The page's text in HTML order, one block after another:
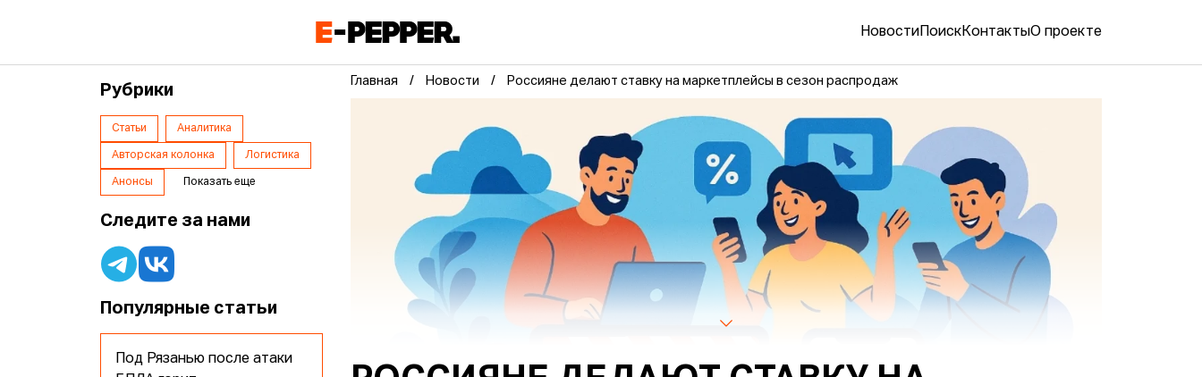
Новости ПоискКонтактыО проекте
Главная Новости Россияне делают ставку на маркетплейсы в сезон распродаж
Рубрики
Статьи Аналитика
Авторская колонка Логистика
Анонсы Показать еще
Следите за нами
Популярные статьи
Под Рязанью после атаки